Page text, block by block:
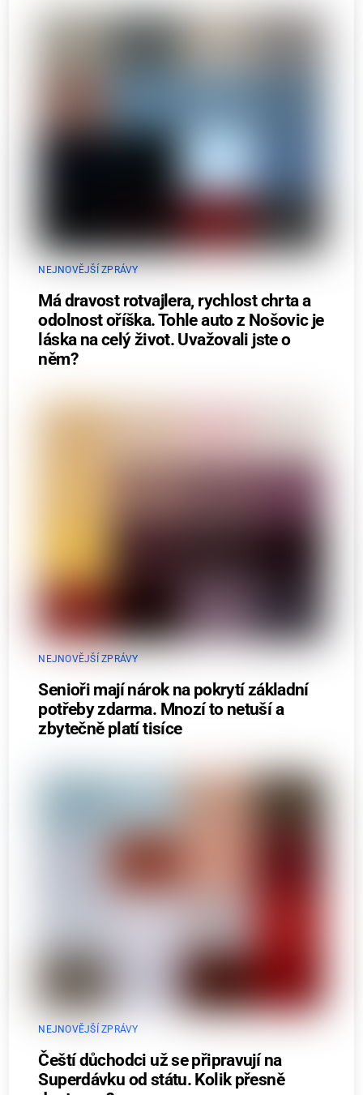
NEJNOVĚJŠÍ ZPRÁVY
Má dravost rotvajlera, rychlost chrta a
odolnost oříška. Tohle auto z Nošovic je
láska na celý život. Uvažovali jste o
něm?
NEJNOVĚJŠÍ ZPRÁVY
Senioři mají nárok na pokrytí základní
potřeby zdarma. Mnozí to netuší a
zbytečně platí tisíce
NEJNOVĚJŠÍ ZPRÁVY
Čeští důchodci už se připravují na
Superdávku od státu. Kolik přesně